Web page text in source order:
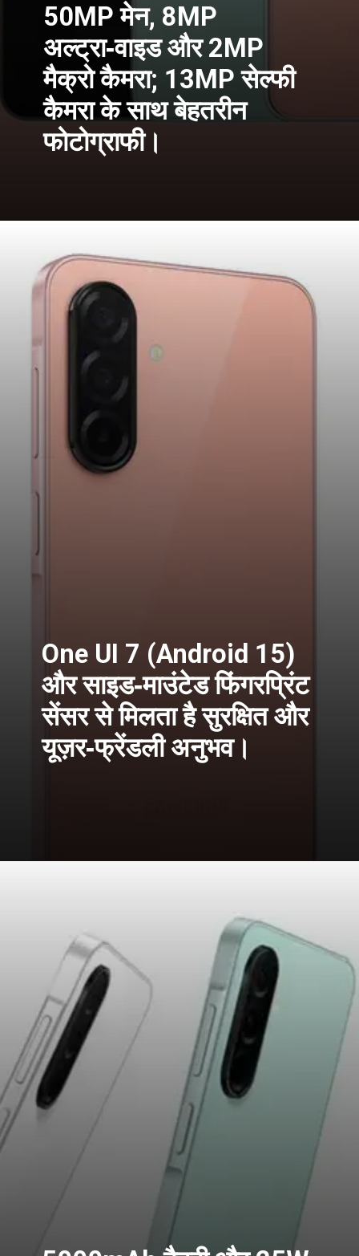
50MP मेन, 8MP
अल्ट्रा‑वाइड और 2MP
मैक्रो कैमरा; 13MP सेल्फी
कैमरा के साथ बेहतरीन
फोटोग्राफी।
One UI 7 (Android 15)
और साइड‑माउंटेड फिंगरप्रिंट
सेंसर से मिलता है सुरक्षित और
यूज़र‑फ्रेंडली अनुभव।